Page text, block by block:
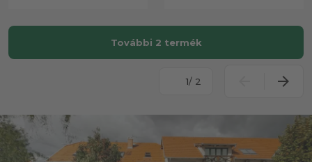
További 2 termék
/ 2